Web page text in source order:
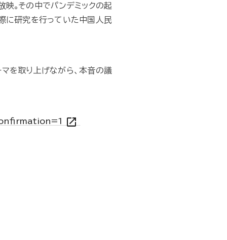
映｡その中でパンデミックの起
に研究を行っていた中国人民
を取り上げながら、本音の議
open_in_new